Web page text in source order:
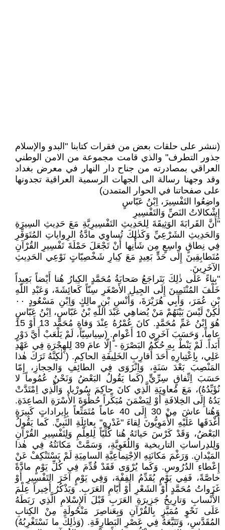
(ننشر على حلقات بعض من فقرات كتابنا "البدو والإسلام
جذور التطرف" والذي قامت مجموعة من الامن الوطني
العراقي بمصادرته من جناح دار النهار في معرض بغداد
وقد وجهنا رسالة الى الجهات الرسمية العراقية تجدونها
على صفحاتنا في الحوار المتمدن)
واضِعُوا التَفْسِيرَ، اِبْنُ عَبّاسٍ
إِشْكالاتُ النَصِّ وَالتَفْسِيرِ
"أَنَّ القَرابَةَ الوَثِيقَةَ لِلحَدِيثِ التَفْسِيرِيَّةِ مَعَ حَدِيثِ السِيرَةِ
وَالحَدِيثِ الشَرْعِيِّ وَكَذٰلِكَ تُساوِي مادَّةُ الرِواياتِ المُتَوَفِّرِ
فِي نِطاقٍ واسِعٍ مِن شَأْنِها أَنْ تَجْعَلَ حَمْلَةَ تَفْسِيرِ القُرْآنِ
مُتَطابِقِينَ إِلَى حَدٍّ بَعِيدٍ مَعَ كِبارِ شَخْصِيّاتٍ نَوْعِي الحَدِيثِ
الآخَرِينَ.
"بِناءً عَلَى ذٰلِكَ يَتَراجَعُ صَحابَةُ مُحَمَّدٍ الكِبارُ هُنا أَيْضاً بَعِيداً
خَلْفَ المُنْتَمِينَ إِلَى الجِيلِ الأَصْغَرِ سِنّاً كَعائِشَةَ، وَعَبْدِ اللّٰهِ
بْنِ عُمَرَ، وَأَبِي هُرَيْرَةَ، وَأَنْسِ بْنِ مالِكٍ وَاِبْنِ مَسْعُودٍ ٠٠
لٰكِنْ لَيْسَ بَيْنَهُمْ مَنْ يُضاهِي عَبْدَ اللّٰهِ بْنُ عَبّاسٍ، اِبْنُ عَبّاسٍ
هُوَ اِبْنُ عَمِّ مُحَمَّدٍ. كانَ عُمْرُهُ عِنْدَ وَفاةِ مُحَمَّد 13 أَوْ 15
عاماً، وَحَسَبَ آخَرِي 10 أَعْوامٍ. (سِياسِيّاً، لَمْ يَلْعَبْ أَيَّ دَوْرٍ
أَبَداً. لَمْ يَنْطْ بِهِ حُكْمُ البَصْرَةِ - إِلّا عامَ 39 لِلهِجْرَةِ فِي عَهْدِ
عَلِي، بِاِعْتِبارِهِ أَحَدَ أَقارِبِ الخَلِيفَةِ الحاكِمِ. (`لٰكِنَّهُ تَرَكَ هٰذا
المَنْصِبَ بَعْدَ سَنَةٍ، وَاِنْزَوَى فِي الطائِفِ وَالحِجازِ، إِمّا
حَسَبَ اِتِّفاقٍ سِرِّيٍّ (كَما يَقُولُ البَعْضُ وَنَحْنُ عُمُوماً لا
نُؤَيِّدُهُ)، مَعَ مُعاوِيَةِ الَّذِي كانَ حاكِمَ سُورْيا، وَالَّذِي اِمْتَدَّتْ
يَدُهُ إِلَى الخِلافَةِ أَوْ لِيَضْمَنَ مُبَكِّراً حُظْوَةَ الأُسْرَةِ الصاعِدَةِ.
وَهُنا عاشَ مِنْ 30 إِلَى 40 عاماً مُتَمَتِّعاً بِإِيراداتٍ كَبِيرَةٍ
أَغْدَقَها عَلَيْهِ الأُمَوِيُّونَ لِقاءَ "غَدْرِهِ" بِعائِلَةِ النَبِيِّ. كَما يَقُولُ
البَعْضُ، وَقَدْ كَرْسَ حَياتَهُ هُنا كُلِّيّاً لِلعِلْمِ وَلِتَفْسِيرِ القُرْآنِ
وَلِلدِراساتِ التاريخية وَاللُغَوِيَّةِ، وَسَمَّتْ مَكانَتُهُ فِي هٰذا
المَيْدانِ. وَرَغْمَ مَكانَتِهِ الاِجْتِماعِيَّةِ السامِيَةِ لَمْ يَسْتَنْكِفْ عَنْ
إِعْطاءِ الدُرُوسِ. وَكَما يُرْوَى فَقَدْ قُدِّمَ فِي كُلِّ يَوْمٍ مادَّةً
خاصَّةً، فَفِي يَوْمٍ يُقَدِّمُ الفِفْهَ، وَفِي يَوْمٍ آخَرَ التَفْسِيرِ أَوْ
غَزَواتُ مُحَمَّدٍ أَوْ الشَعْرِ أَوْ أَيّامِ العَرَبِ. وَيَذْكُرُ أَخِيراً عِلْمَ
الأَنْسابِ وَتارِيخُ جَزِيرَةِ العَرَبِ قَبْلَ الإِسْلامِ الَّذِي رَبَطَهُ
عَلَى نَحْوٍ مُمَيَّزٍ بِالقُرْآنِ وَبِعَناصِرَ مَنْحُولَةٍ مِنْ الكِتابِ
المُقَدَّسِ، وَتَتَبَّعَهُ فِي عَصْرِ البَطارِقَةِ. (وَذٰلِكَ ما نَسْتَغْرِبُهُ)